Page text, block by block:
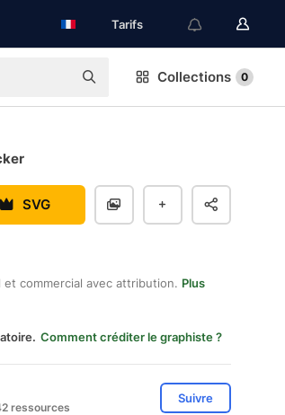
Tarifs
Collections 0
SVG
commercial avec attribution. Plus
Comment créditer le graphiste ?
ressources
Suivre